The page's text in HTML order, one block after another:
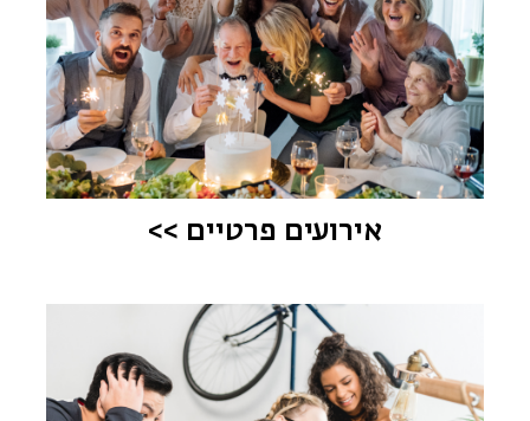
אירועים פרטיים >>